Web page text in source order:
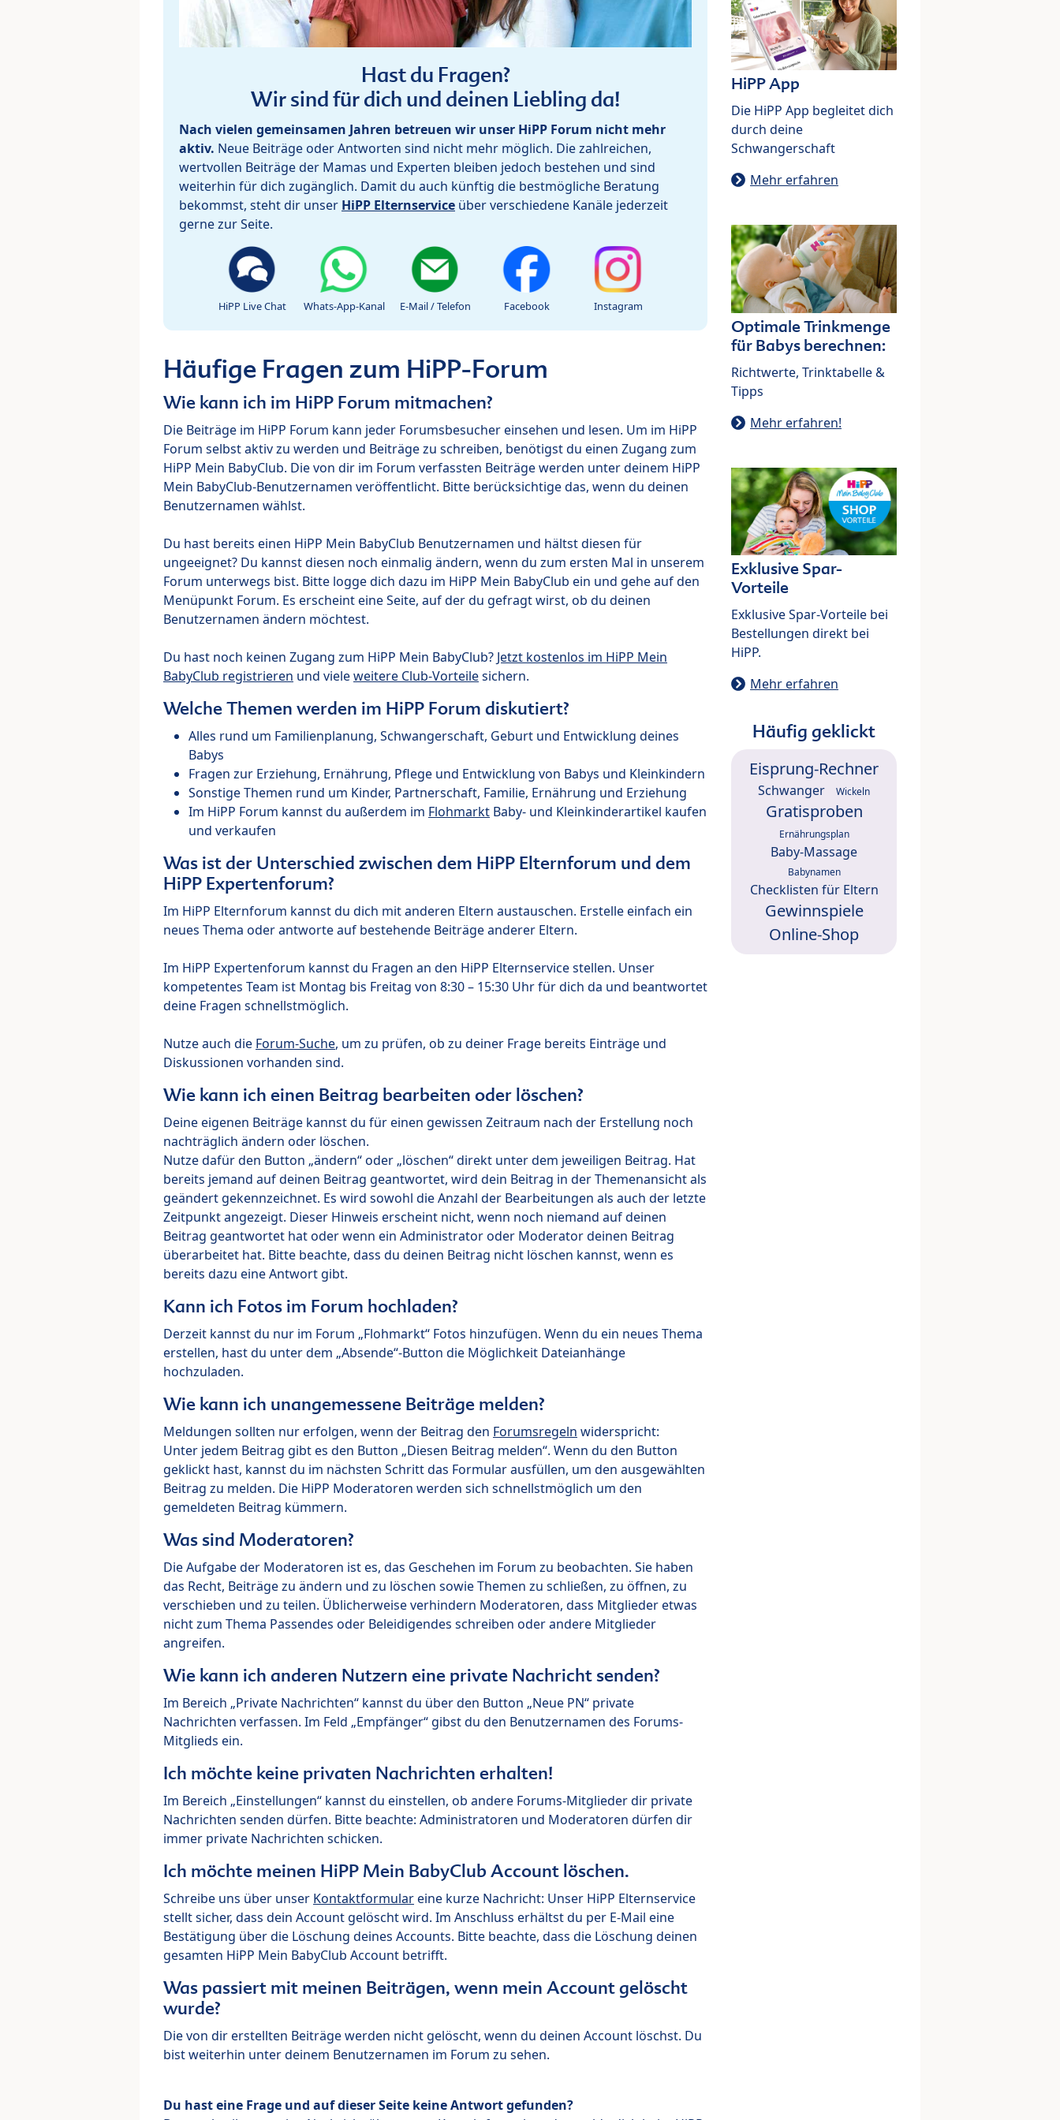
Hast du Fragen?
Wir sind für dich und deinen Liebling da!
Nach vielen gemeinsamen Jahren betreuen wir unser HiPP Forum nicht mehr
aktiv. Neue Beiträge oder Antworten sind nicht mehr möglich. Die zahlreichen,
wertvollen Beiträge der Mamas und Experten bleiben jedoch bestehen und sind
weiterhin für dich zugänglich. Damit du auch künftig die bestmögliche Beratung
bekommst, steht dir unser HiPP Elternservice über verschiedene Kanäle jederzeit
gerne zur Seite.
HiPP Live Chat Whats-App-Kanal E-Mail / Telefon Facebook Instagram
Häufige Fragen zum HiPP-Forum
Wie kann ich im HiPP Forum mitmachen?
Die Beiträge im HiPP Forum kann jeder Forumsbesucher einsehen und lesen. Um im HiPP
Forum selbst aktiv zu werden und Beiträge zu schreiben, benötigst du einen Zugang zum
HiPP Mein BabyClub. Die von dir im Forum verfassten Beiträge werden unter deinem HiPP
Mein BabyClub-Benutzernamen veröffentlicht. Bitte berücksichtige das, wenn du deinen
Benutzernamen wählst.
Du hast bereits einen HiPP Mein BabyClub Benutzernamen und hältst diesen für
ungeeignet? Du kannst diesen noch einmalig ändern, wenn du zum ersten Mal in unserem
Forum unterwegs bist. Bitte logge dich dazu im HiPP Mein BabyClub ein und gehe auf den
Menüpunkt Forum. Es erscheint eine Seite, auf der du gefragt wirst, ob du deinen
Benutzernamen ändern möchtest.
Du hast noch keinen Zugang zum HiPP Mein BabyClub? Jetzt kostenlos im HiPP Mein
BabyClub registrieren und vieleweitere Club-Vorteilesichern.
Welche Themen werden im HiPP Forum diskutiert?
Alles rund um Familienplanung, Schwangerschaft, Geburt und Entwicklung deines
Babys
Fragen zur Erziehung, Ernährung, Pflege und Entwicklung von Babys und Kleinkindern
Sonstige Themen rund um Kinder, Partnerschaft, Familie, Ernährung und Erziehung
Im HiPP Forum kannst du außerdem im Flohmarkt Baby- und Kleinkinderartikel kaufen
und verkaufen
Was ist der Unterschied zwischen dem HiPP Elternforum und dem
HiPP Expertenforum?
Im HiPP Elternforum kannst du dich mit anderen Eltern austauschen. Erstelle einfach ein
neues Thema oder antworte auf bestehende Beiträge anderer Eltern.
Im HiPP Expertenforum kannst du Fragen an den HiPP Elternservice stellen. Unser
kompetentes Team ist Montag bis Freitag von 8:30 – 15:30 Uhr für dich da und beantwortet
deine Fragen schnellstmöglich.
Nutze auch die Forum-Suche, um zu prüfen, ob zu deiner Frage bereits Einträge und
Diskussionen vorhanden sind.
Wie kann ich einen Beitrag bearbeiten oder löschen?
Deine eigenen Beiträge kannst du für einen gewissen Zeitraum nach der Erstellung noch
nachträglich ändern oder löschen.
Nutze dafür den Button „ändern“ oder „löschen“ direkt unter dem jeweiligen Beitrag. Hat
bereits jemand auf deinen Beitrag geantwortet, wird dein Beitrag in der Themenansicht als
geändert gekennzeichnet. Es wird sowohl die Anzahl der Bearbeitungen als auch der letzte
Zeitpunkt angezeigt. Dieser Hinweis erscheint nicht, wenn noch niemand auf deinen
Beitrag geantwortet hat oder wenn ein Administrator oder Moderator deinen Beitrag
überarbeitet hat. Bitte beachte, dass du deinen Beitrag nicht löschen kannst, wenn es
bereits dazu eine Antwort gibt.
Kann ich Fotos im Forum hochladen?
Derzeit kannst du nur im Forum „Flohmarkt“ Fotos hinzufügen. Wenn du ein neues Thema
erstellen, hast du unter dem „Absende“-Button die Möglichkeit Dateianhänge
hochzuladen.
Wie kann ich unangemessene Beiträge melden?
Meldungen sollten nur erfolgen, wenn der Beitrag den Forumsregeln widerspricht:
Unter jedem Beitrag gibt es den Button „Diesen Beitrag melden“. Wenn du den Button
geklickt hast, kannst du im nächsten Schritt das Formular ausfüllen, um den ausgewählten
Beitrag zu melden. Die HiPP Moderatoren werden sich schnellstmöglich um den
gemeldeten Beitrag kümmern.
Was sind Moderatoren?
Die Aufgabe der Moderatoren ist es, das Geschehen im Forum zu beobachten. Sie haben
das Recht, Beiträge zu ändern und zu löschen sowie Themen zu schließen, zu öffnen, zu
verschieben und zu teilen. Üblicherweise verhindern Moderatoren, dass Mitglieder etwas
nicht zum Thema Passendes oder Beleidigendes schreiben oder andere Mitglieder
angreifen.
Wie kann ich anderen Nutzern eine private Nachricht senden?
Im Bereich „Private Nachrichten“ kannst du über den Button „Neue PN“ private
Nachrichten verfassen. Im Feld „Empfänger“ gibst du den Benutzernamen des Forums-
Mitglieds ein.
Ich möchte keine privaten Nachrichten erhalten!
Im Bereich „Einstellungen“ kannst du einstellen, ob andere Forums-Mitglieder dir private
Nachrichten senden dürfen. Bitte beachte: Administratoren und Moderatoren dürfen dir
immer private Nachrichten schicken.
Ich möchte meinen HiPP Mein BabyClub Account löschen.
Schreibe uns über unser Kontaktformulareine kurze Nachricht: Unser HiPP Elternservice
stellt sicher, dass dein Account gelöscht wird. Im Anschluss erhältst du per E-Mail eine
Bestätigung über die Löschung deines Accounts. Bitte beachte, dass die Löschung deinen
gesamten HiPP Mein BabyClub Account betrifft.
Was passiert mit meinen Beiträgen, wenn mein Account gelöscht
wurde?
Die von dir erstellten Beiträge werden nicht gelöscht, wenn du deinen Account löschst. Du
bist weiterhin unter deinem Benutzernamen im Forum zu sehen.
Du hast eine Frage und auf dieser Seite keine Antwort gefunden?
HiPP App
Die HiPP App begleitet dich
durch deine
Schwangerschaft
Mehr erfahren
Optimale Trinkmenge
für Babys berechnen:
Richtwerte, Trinktabelle &
Tipps
Mehr erfahren!
Exklusive Spar-
Vorteile
Exklusive Spar-Vorteile bei
Bestellungen direkt bei
HiPP.
Mehr erfahren
Häufig geklickt
Eisprung-Rechner
Schwanger Wickeln
Gratisproben
Ernährungsplan
Baby-Massage
Babynamen
Checklisten für Eltern
Gewinnspiele
Online-Shop